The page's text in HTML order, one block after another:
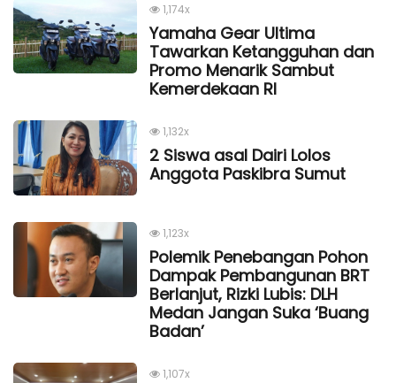
1,174x
Yamaha Gear Ultima
Tawarkan Ketangguhan dan
Promo Menarik Sambut
Kemerdekaan Rl
1,132x
2 Siswa asal Dairi Lolos
Anggota Paskibra Sumut
1,123x
Polemik Penebangan Pohon
Dampak Pembangunan BRT
Berlanjut, Rizki Lubis: DLH
Medan Jangan Suka ‘Buang
Badan’
1,107x